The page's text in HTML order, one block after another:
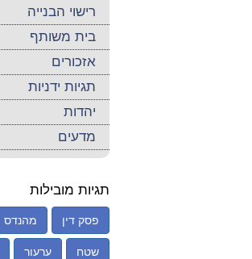
רישוי הבנייה
בית משותף
אזכורים
תגיות ידניות
יהדות
מדעים
תגיות מובילות
פסק דין מהנדס
שטח ערעור